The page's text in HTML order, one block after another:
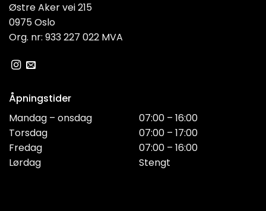
Østre Aker vei 215
0975 Oslo
Org. nr: 933 227 022 MVA
Åpningstider
Mandag – onsdag
Torsdag
Fredag
Lørdag
07:00 – 16:00
07:00 – 17:00
07:00 – 16:00
Stengt